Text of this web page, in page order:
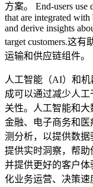
方案。 End-users use
that are integrated
and derive insights
target customers.这
运输和供应链组件。
人工智能（AI）和
成可以通过减少人
关性。人工智能和
金融、电子商务和
测分析，以提供数
提供实时洞察，帮助
并提供更好的客户
化业务运营、决策